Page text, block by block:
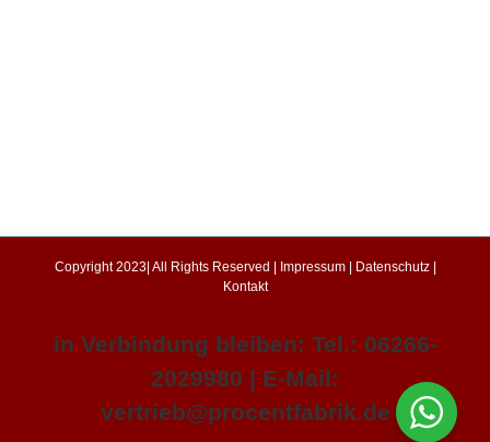
Copyright 2023| All Rights Reserved | Impressum| Datenschutz|
Kontakt
in Verbindung bleiben: Tel.: 06266-
2029980 | E-Mail:
vertrieb@procentfabrik.de